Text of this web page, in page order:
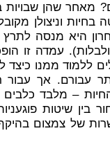
מאחר שהן שבויות
וניצולן
היא מנסה
עמדה זו
ללמוד ממנו
עבורם. אך עבור
– מלבד כלבים
בין שיטות
של צמצום בהיקף